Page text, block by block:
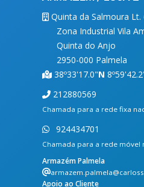
Quinta da Salmoura Lt.
Zona Industrial Vila
Quinta do Anjo
2950-000 Palmela
38º33'17.0"N
212880569
Chamada para a rede fixa
924434701
Chamada para a rede móvel
Armazém Palmela
Apoio ao Cliente